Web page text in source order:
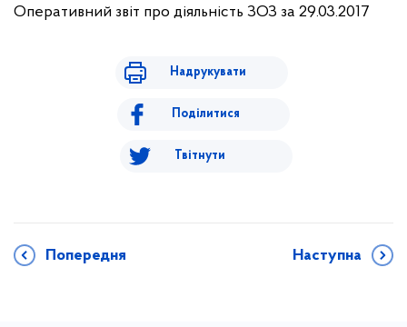
Оперативний звіт про діяльність ЗОЗ за 29.03.2017
Надрукувати
Поділитися
Твітнути
Попередня Наступна